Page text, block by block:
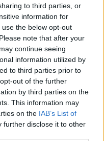
to third parties, or
information for
the below opt-out
note that after your
continue seeing
information utilized by
to third parties prior to
out of the further
by third parties on the
This information may
on the IAB’s List of
further disclose it to other